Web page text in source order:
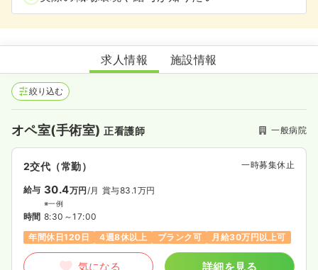
東京都済生会中央病院
求人情報 施設情報
絞り込む
オペ室(手術室)正看護師 一般病院
2交代（常勤） 一時募集休止
給与 30.4万円/月 賞与83.1万円
※一例
時間 8:30～17:00
年間休日120日
4週8休以上 ブランク可 月給30万円以上可
気になる 詳細を見る